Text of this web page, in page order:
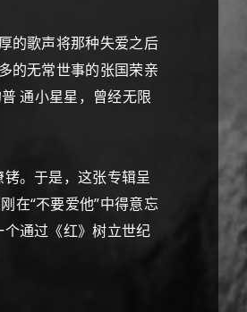
的歌声将那种失爱之后
的无常世事的张国荣亲
通小星星，曾经无限
。于是，这张专辑呈
在“不要爱他”中得意忘
通过《红》树立世纪